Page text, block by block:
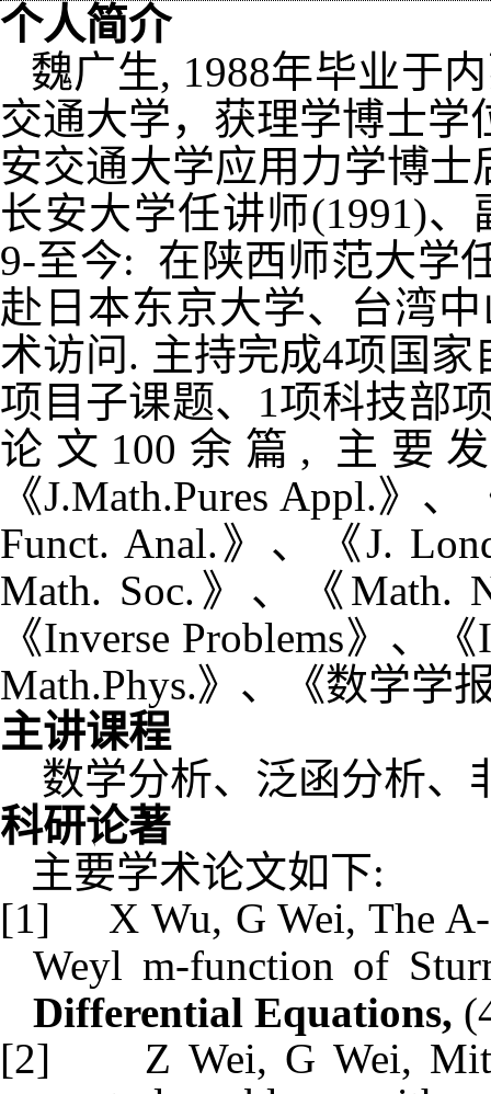
个人简介
魏广生, 1988年毕业于
交通大学，获理学博士学
安交通大学应用力学博士
长安大学任讲师(1991)、
9-至今: 在陕西师范大学
赴日本东京大学、台湾
术访问. 主持完成4项国家
项目子课题、 1项科技部
论文 100 余篇 , 主要
《J.Math.Pures Appl.》、
Funct. Anal. 》、《J.
Math. Soc. 》、《 Math.
《Inverse Problems》、《
Math.Phys.》、《数学学
主讲课程
数学分析、泛函分析、
科研论著
主要学术论文如下:
[1]
X Wu, G Wei, The
Weyl m-function of
Differential Equations,
[2]
Z Wei, G Wei,